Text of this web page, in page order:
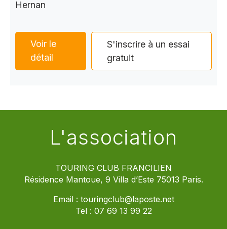
Hernan
Voir le
détail
S'inscrire à un essai
gratuit
L'association
TOURING CLUB FRANCILIEN
Résidence Mantoue, 9 Villa d’Este 75013 Paris.
Email : touringclub@laposte.net
Tel : 07 69 13 99 22